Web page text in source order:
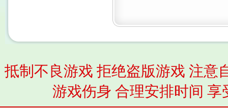
抵制不良游戏 拒绝盗版游戏 注意
游戏伤身 合理安排时间